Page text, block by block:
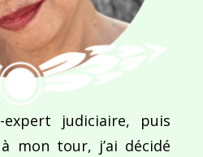
dans le navigateur pour mon prochain commentaire.
expert judiciaire, puis
mon tour, j’ai décidé